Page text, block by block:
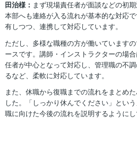
田治様： まず現場責任者が面談などの初
本部へも連絡が入る流れが基本的な対応
有しつつ、連携して対応しています。
ただし、多様な職種の方が働いています
ースです。講師・インストラクターの場
任者が中心となって対応し、管理職の不
るなど、柔軟に対応しています。
また、休職から復職までの流れをまとめ
した。「しっかり休んでください」とい
職に向けた今後の流れを説明するようにし